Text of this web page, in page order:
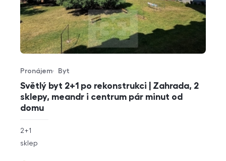
Světlý byt 2+1 po rekonstrukci | Zahrada, 2
sklepy, meandr i centrum pár minut od
domu
Typ nabídky
Pronájem
Typ nemovitosti
Byt
rozměry
dispozice
2+1
funkce
sklep